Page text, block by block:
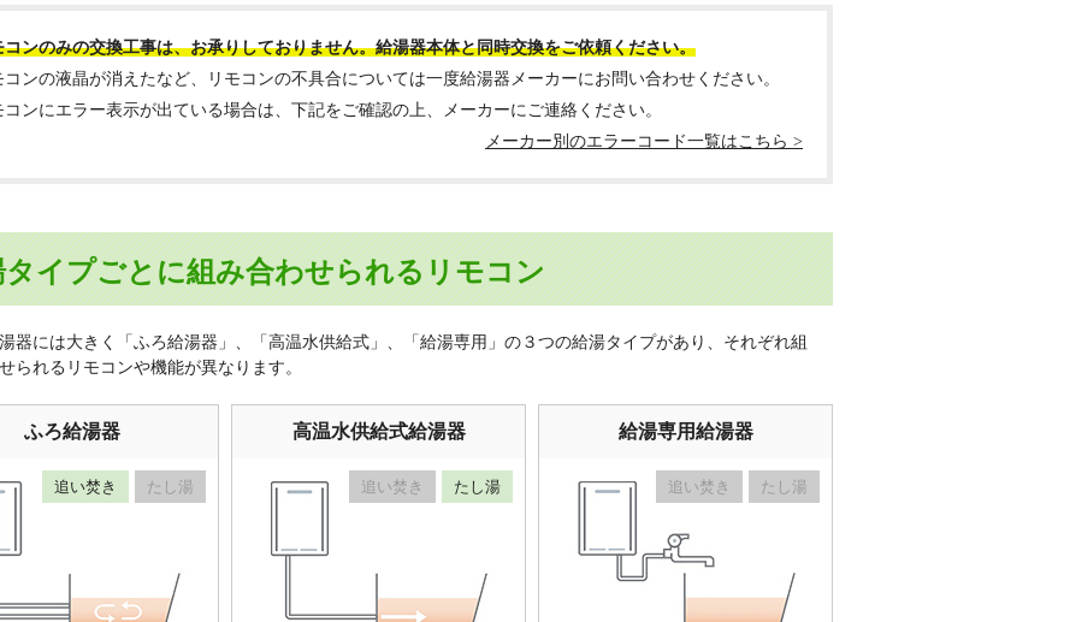
コンのみの交換工事は、お承りしておりません。給湯器本体と同時交換をご依頼ください。
コンの液晶が消えたなど、リモコンの不具合については一度給湯器メーカーにお問い合わせください。
コンにエラー表示が出ている場合は、下記をご確認の上、メーカーにご連絡ください。
メーカー別のエラーコード一覧はこちら >
タイプごとに組み合わせられるリモコン
器には大きく「ふろ給湯器」、「高温水供給式」、「給湯専用」の３つの給湯タイプがあり、それぞれ組
られるリモコンや機能が異なります。
ふろ給湯器
追い焚き たし湯
高温水供給式給湯器
追い焚き たし湯
給湯専用給湯器
追い焚き たし湯